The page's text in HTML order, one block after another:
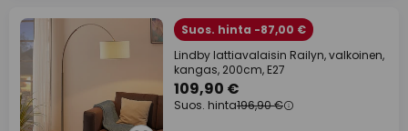
Suos. hinta -87,00 €
Lindby lattiavalaisin Railyn, valkoinen,
kangas, 200cm, E27
109,90 €
Suos. hinta196,90 €